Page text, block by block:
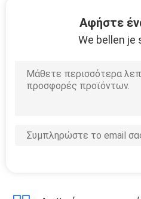
Αφήστε
We bellen je